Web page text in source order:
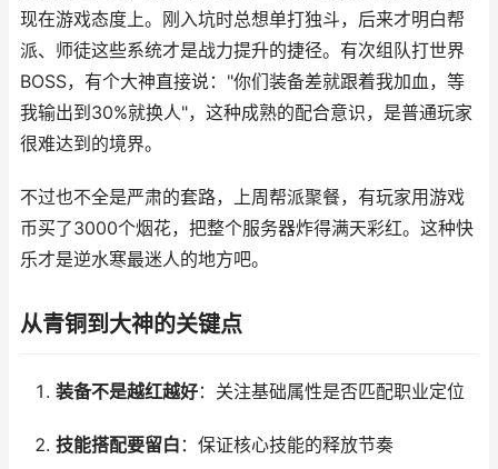
现在游戏态度上。刚入坑时总想单打独斗，后来才明白帮
派、师徒这些系统才是战力提升的捷径。有次组队打世界
BOSS，有个大神直接说："你们装备差就跟着我加血，等
我输出到30%就换人"，这种成熟的配合意识，是普通玩家
很难达到的境界。
不过也不全是严肃的套路，上周帮派聚餐，有玩家用游戏
币买了3000个烟花，把整个服务器炸得满天彩红。这种快
乐才是逆水寒最迷人的地方吧。
从青铜到大神的关键点
装备不是越红越好：关注基础属性是否匹配职业定位
技能搭配要留白 ：保证核心技能的释放节奏